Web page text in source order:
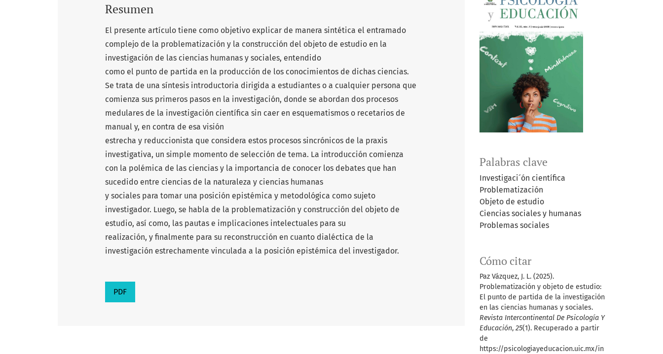
Palabras clave
Investigaci´ón científica
Problematización
Objeto de estudio
Ciencias sociales y humanas
Problemas sociales
Cómo citar
Paz Vázquez, J. L. (2025).
Problematización y objeto de estudio:
El punto de partida de la investigación
en las ciencias humanas y sociales.
Revista Intercontinental De Psicología Y
Educación, 25(1). Recuperado a partir
de
https://psicologiayeducacion.uic.mx/in
Resumen
El presente artículo tiene como objetivo explicar de manera sintética el entramado
complejo de la problematización y la construcción del objeto de estudio en la
investigación de las ciencias humanas y sociales, entendido
como el punto de partida en la producción de los conocimientos de dichas ciencias.
Se trata de una síntesis introductoria dirigida a estudiantes o a cualquier persona que
comienza sus primeros pasos en la investigación, donde se abordan dos procesos
medulares de la investigación científica sin caer en esquematismos o recetarios de
manual y, en contra de esa visión
estrecha y reduccionista que considera estos procesos sincrónicos de la praxis
investigativa, un simple momento de selección de tema. La introducción comienza
con la polémica de las ciencias y la importancia de conocer los debates que han
sucedido entre ciencias de la naturaleza y ciencias humanas
y sociales para tomar una posición epistémica y metodológica como sujeto
investigador. Luego, se habla de la problematización y construcción del objeto de
estudio, así como, las pautas e implicaciones intelectuales para su
realización, y finalmente para su reconstrucción en cuanto dialéctica de la
investigación estrechamente vinculada a la posición epistémica del investigador.
PDF